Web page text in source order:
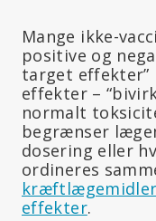
Mange ikke-
positive og
target
effekter –
normalt
begrænser
dosering eller
ordineres
effekter.